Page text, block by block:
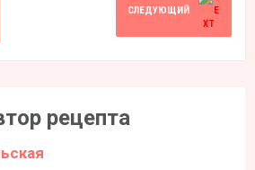
СЛЕДУЮЩИЙ
рецепта